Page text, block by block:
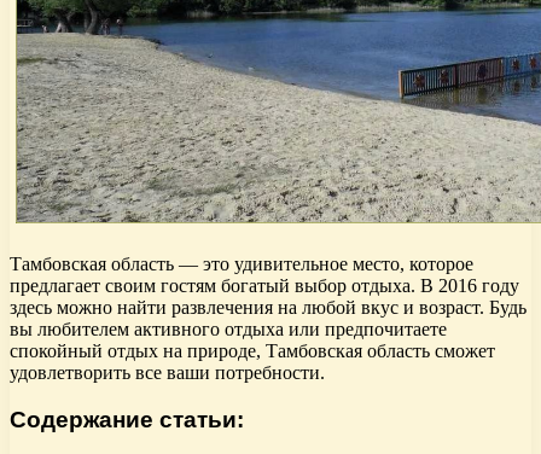
Тамбовская область — это удивительное место, которое
предлагает своим гостям богатый выбор отдыха. В 2016 году
здесь можно найти развлечения на любой вкус и возраст. Будь
вы любителем активного отдыха или предпочитаете
спокойный отдых на природе, Тамбовская область сможет
удовлетворить все ваши потребности.
Содержание статьи: